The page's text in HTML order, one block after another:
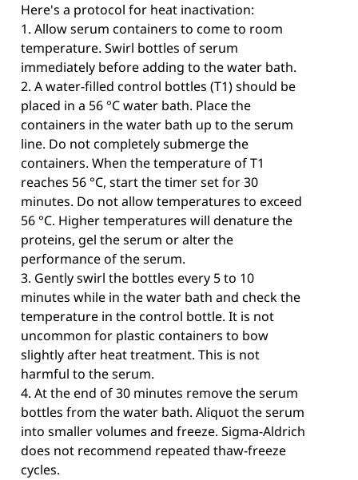
Here's a protocol for heat inactivation:
1. Allow serum containers to come to room
temperature. Swirl bottles of serum
immediately before adding to the water bath.
2. A water-filled control bottles (T1) should be
placed in a 56 °C water bath. Place the
containers in the water bath up to the serum
line. Do not completely submerge the
containers. When the temperature of T1
reaches 56 °C, start the timer set for 30
minutes. Do not allow temperatures to exceed
56 °C. Higher temperatures will denature the
proteins, gel the serum or alter the
performance of the serum.
3. Gently swirl the bottles every 5 to 10
minutes while in the water bath and check the
temperature in the control bottle. It is not
uncommon for plastic containers to bow
slightly after heat treatment. This is not
harmful to the serum.
4. At the end of 30 minutes remove the serum
bottles from the water bath. Aliquot the serum
into smaller volumes and freeze. Sigma-Aldrich
does not recommend repeated thaw-freeze
cycles.